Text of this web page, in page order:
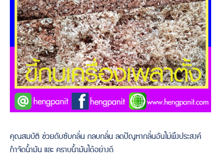
คุณสมบัติ ช่วยดับซับกลิ่น กลบกลิ่น ลดปัญหากลิ่นอันไม่พึงประสงค์
กำจัดน้ำมัน และ คราบน้ำมันได้อย่างดี